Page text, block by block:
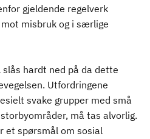
gjeldende regelverk
misbruk og i særlige
hardt ned på da dette
Utfordringene
svake grupper med små
må tas alvorlig.
et spørsmål om sosial